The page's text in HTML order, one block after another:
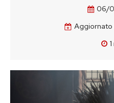
06/
Aggiornato
1